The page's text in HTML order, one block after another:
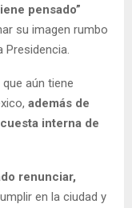
pensado”
su imagen rumbo
aún tiene
además de
interna de
renunciar,
en la ciudad y